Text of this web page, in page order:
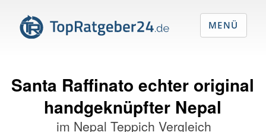
Santa Raffinato echter original
handgeknüpfter Nepal
im Nepal Teppich Vergleich
MENÜ